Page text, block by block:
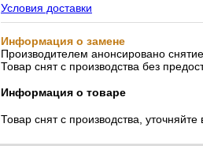
Условия доставки
Информация о замене
Производителем анонсировано
Товар снят с производства без
Информация о товаре
Товар снят с производства, уточняйте